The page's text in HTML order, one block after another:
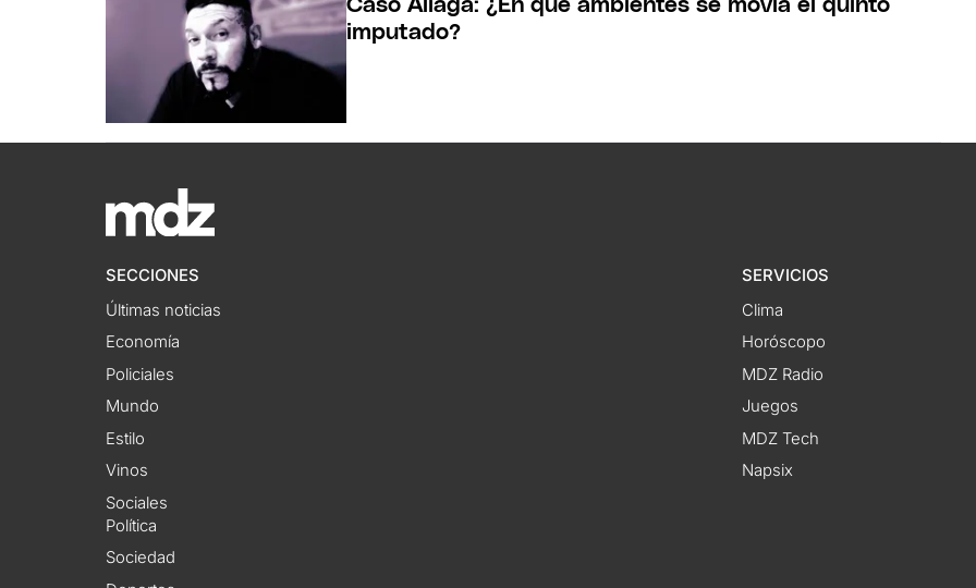
Caso Aliaga: ¿En qué ambientes se movía el quinto
imputado?
SECCIONES
Últimas noticias
Economía
Policiales
Mundo
Estilo
Vinos
Sociales
Política
Sociedad
SERVICIOS
Clima
Horóscopo
MDZ Radio
Juegos
MDZ Tech
Napsix